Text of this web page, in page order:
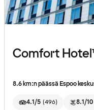
Comfort
8.6 km:n päässä Espoo
4.1/5 (496) 8.1/10